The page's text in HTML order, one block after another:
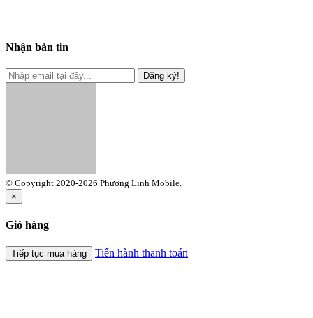
Nhận bản tin
Đăng ký!
© Copyright 2020-2026 Phương Linh Mobile.
×
Giỏ hàng
Tiếp tục mua hàng Tiến hành thanh toán